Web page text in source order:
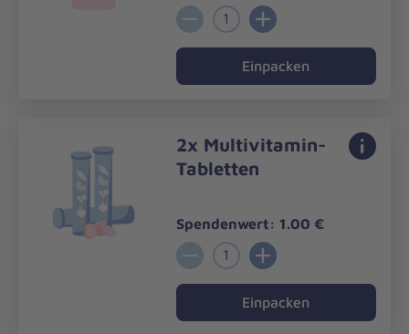
1
Einpacken
2x Multivitamin-
Tabletten
Spendenwert: 1.00 €
1
Einpacken